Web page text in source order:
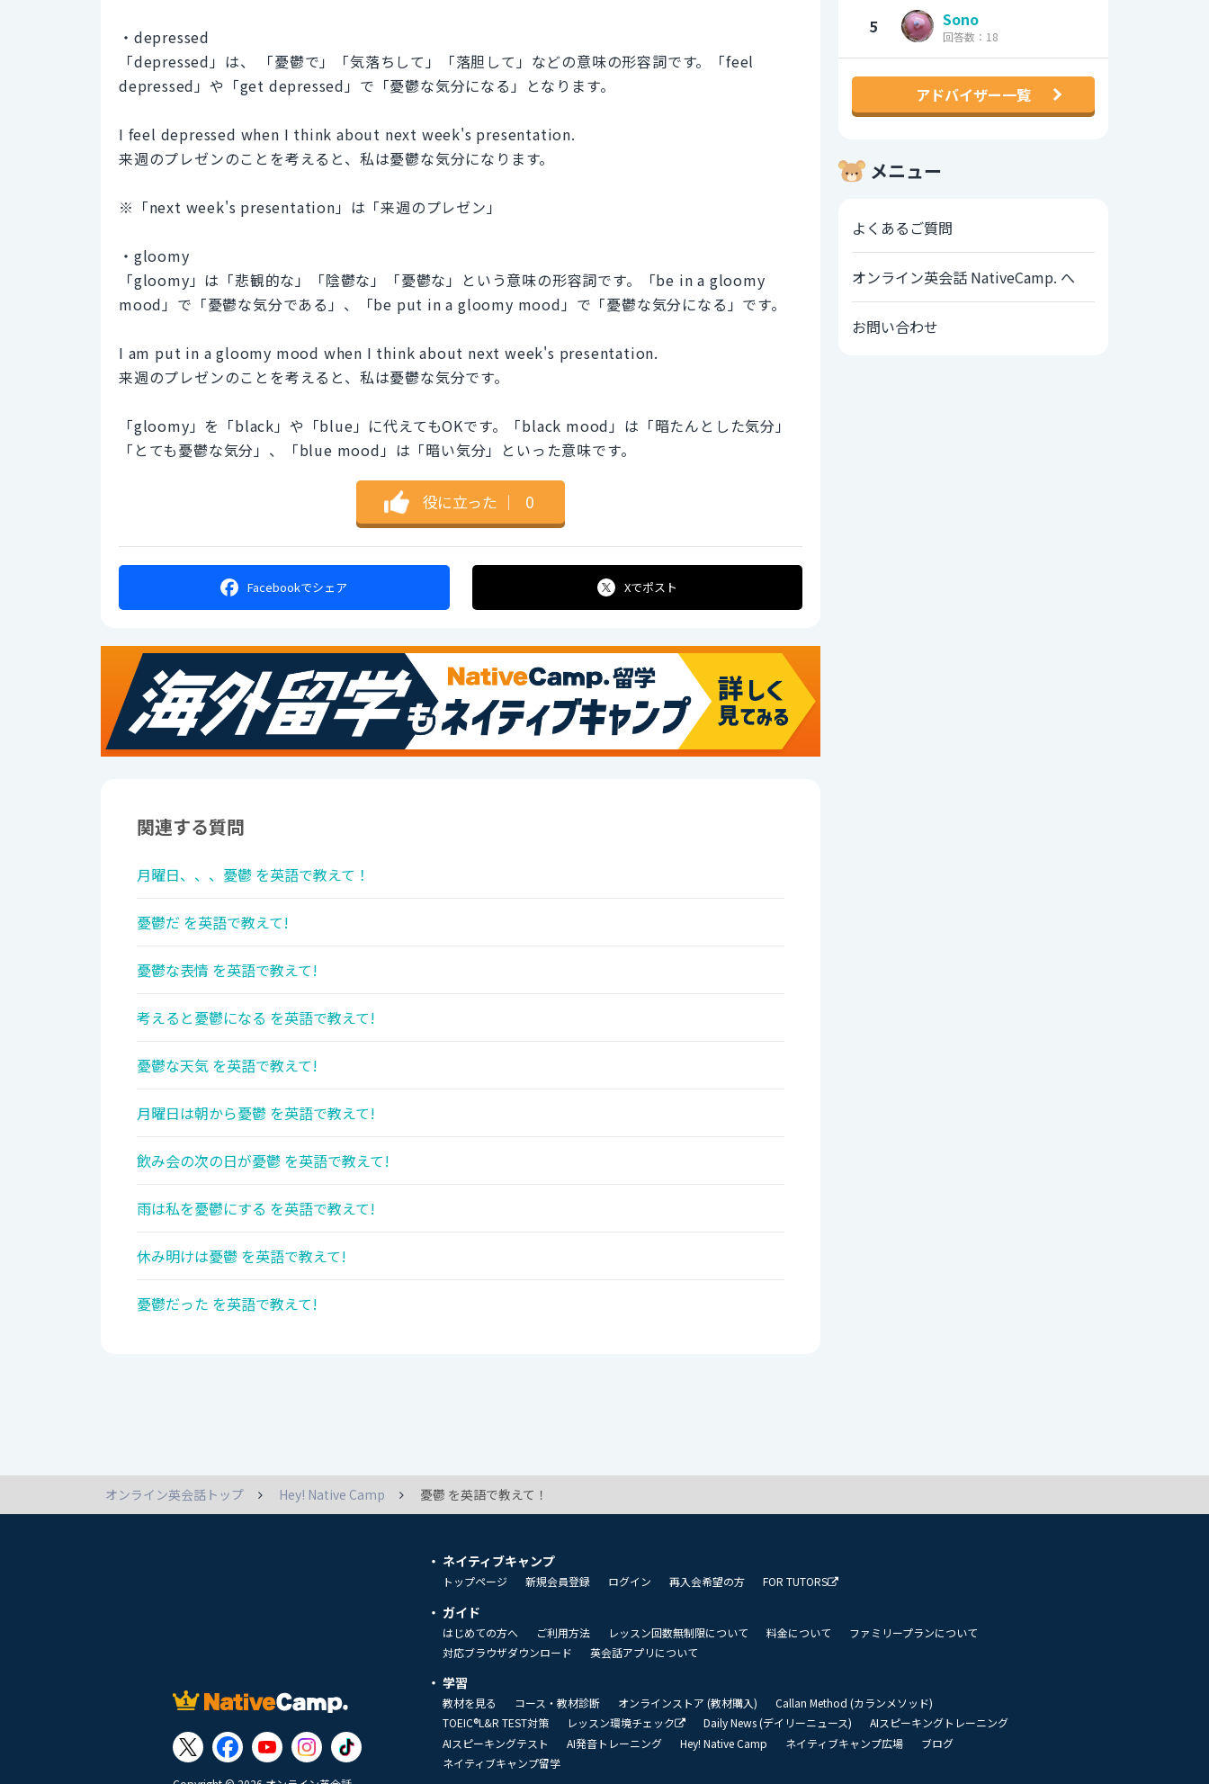
・depressed
「depressed」は、 「憂鬱で」「気落ちして」「落胆して」などの意味の形容詞です。「feel
depressed」や「get depressed」で「憂鬱な気分になる」となります。
I feel depressed when I think about next week's presentation.
来週のプレゼンのことを考えると、私は憂鬱な気分になります。
※「next week's presentation」は「来週のプレゼン」
・gloomy
「gloomy」は「悲観的な」「陰鬱な」「憂鬱な」という意味の形容詞です。「be in a gloomy
mood」で「憂鬱な気分である」、「be put in a gloomy mood」で「憂鬱な気分になる」です。
I am put in a gloomy mood when I think about next week's presentation.
来週のプレゼンのことを考えると、私は憂鬱な気分です。
「gloomy」を「black」や「blue」に代えてもOKです。「black mood」は「暗たんとした気分」
「とても憂鬱な気分」、「blue mood」は「暗い気分」といった意味です。
役に立った ｜ 0
Facebookでシェア Xでポスト
関連する質問
月曜日、、、憂鬱 を英語で教えて！
憂鬱だ を英語で教えて!
憂鬱な表情 を英語で教えて!
考えると憂鬱になる を英語で教えて!
憂鬱な天気 を英語で教えて!
月曜日は朝から憂鬱 を英語で教えて!
飲み会の次の日が憂鬱 を英語で教えて!
雨は私を憂鬱にする を英語で教えて!
休み明けは憂鬱 を英語で教えて!
憂鬱だった を英語で教えて!
5 Sono
回答数：18
アドバイザー一覧
メニュー
よくあるご質問
オンライン英会話 NativeCamp. へ
お問い合わせ
オンライン英会話トップ Hey! Native Camp 憂鬱 を英語で教えて！
ネイティブキャンプ
トップページ 新規会員登録 ログイン 再入会希望の方 FOR TUTORS
ガイド
はじめての方へ ご利用方法 レッスン回数無制限について 料金について
ファミリープランについて
対応ブラウザダウンロード
英会話アプリについて
学習
教材を見る コース・教材診断 オンラインストア (教材購入)
Callan Method (カランメソッド)
TOEIC®L&R TEST対策
レッスン環境チェック Daily News (デイリーニュース)
AIスピーキングトレーニング
AIスピーキングテスト
AI発音トレーニング Hey! Native Camp ネイティブキャンプ広場
ブログ
ネイティブキャンプ留学